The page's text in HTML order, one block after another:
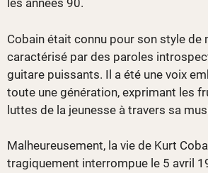
les années 90.
Cobain était connu pour son style de
caractérisé par des paroles
guitare puissants. Il a été une voix
toute une génération, exprimant les
luttes de la jeunesse à travers sa
Malheureusement, la vie de Kurt
tragiquement interrompue le 5 avril